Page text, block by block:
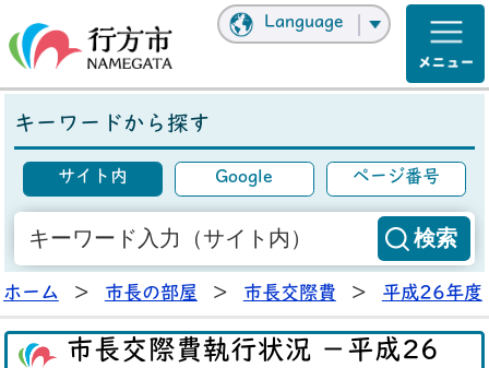
Language
キーワードから探す
サイト内 Google ページ番号
ホーム > 市長の部屋 > 市長交際費 > 平成26年度
市長交際費執行状況 －平成26